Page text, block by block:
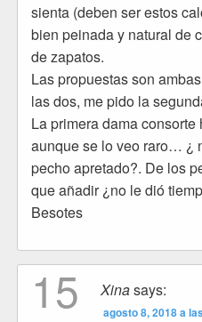
sienta (deben ser estos
bien peinada y natural de
de zapatos.
Las propuestas son
las dos, me pido la
La primera dama
aunque se lo veo raro… ¿
pecho apretado?. De los
que añadir ¿no le dió
Besotes
15 Xinasays:
agosto 8, 2018 a